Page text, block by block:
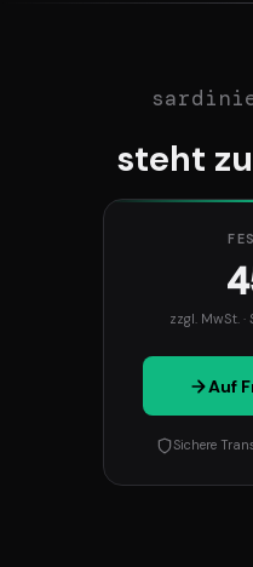
steht
zzgl. MwSt.
Auf
Sichere